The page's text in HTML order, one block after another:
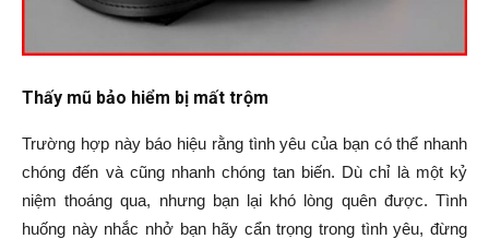
Thấy mũ bảo hiểm bị mất trộm
Trường hợp này báo hiệu rằng tình yêu của bạn có thể nhanh
chóng đến và cũng nhanh chóng tan biến. Dù chỉ là một kỷ
niệm thoáng qua, nhưng bạn lại khó lòng quên được. Tình
huống này nhắc nhở bạn hãy cẩn trọng trong tình yêu, đừng